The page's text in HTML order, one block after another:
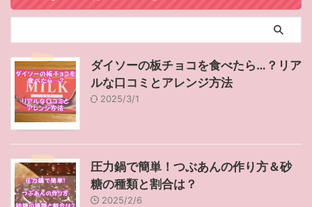
ダイソーの板チョコを食べたら…？リア
ルな口コミとアレンジ方法
2025/3/1
圧力鍋で簡単！つぶあんの作り方＆砂
糖の種類と割合は？
2025/2/6